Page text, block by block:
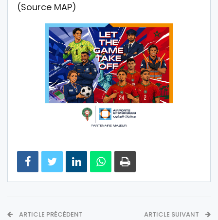
(Source MAP)
ARTICLE PRÉCÉDENT ARTICLE SUIVANT